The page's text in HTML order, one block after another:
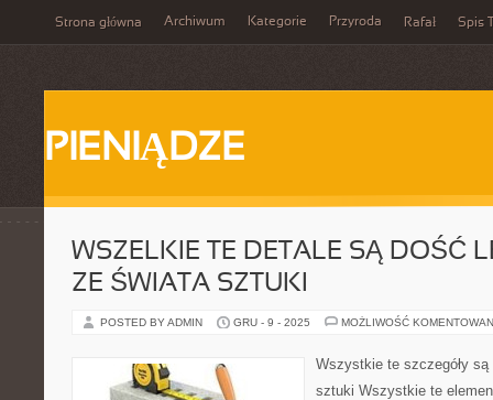
Strona główna Archiwum Kategorie Przyroda Rafał Spis
PIENIĄDZE
WSZELKIE TE DETALE SĄ DOŚĆ
ZE ŚWIATA SZTUKI
POSTED BY ADMIN GRU - 9 - 2025 MOŻLIWOŚĆ
Wszystkie te szczegóły
sztuki Wszystkie te